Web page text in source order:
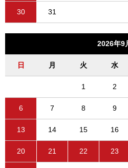
30 31
2026年9
日 月 火 水
1 2
6 7 8 9
13 14 15 16
20 21 22 23